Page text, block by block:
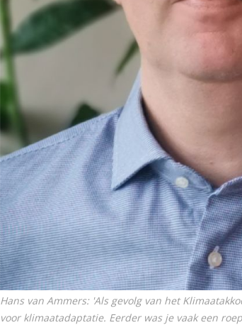
Hans van Ammers: 'Als gevolg van het
voor klimaatadaptatie. Eerder was je vaak een